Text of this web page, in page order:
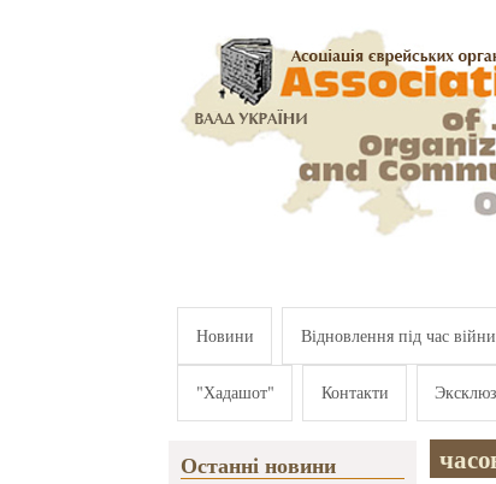
Новини Відновлення під час війни
"Хадашот" Контакти
Останні новини